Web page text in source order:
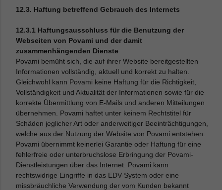
12.3. Haftung betreffend Gebrauch des Internets
12.3.1 Haftungsausschluss für die Benutzung der
Webseiten von Povami und der damit
zusammenhängenden Dienste
Povami bemüht sich, die auf ihrer Website bereitgestellten
Informationen vollständig, aktuell und korrekt zu halten.
Gleichwohl kann Povami keine Haftung für die Richtigkeit,
Vollständigkeit und Aktualität der Informationen sowie für die
korrekte Übermittlung von E-Mails und anderen Mitteilungen
übernehmen. Povami haftet unter keinem Rechtstitel für
Schäden jeglicher Art oder anderweitiger Beeinträchtigungen,
welche aus der Nutzung der Website von Povami entstehen.
Povami übernimmt keinerlei Garantie oder Haftung für eine
fehlerfreie oder unterbruchslose Erbringung der Povami-
Dienstleistungen über das Internet. Povami kann
rechtswidrige Eingriffe in das EDV-System oder eine
missbräuchliche Verwendung der vom Kunden bekannt